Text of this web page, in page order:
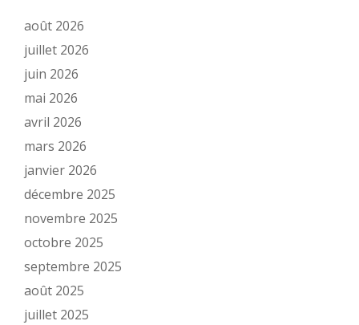
août 2026
juillet 2026
juin 2026
mai 2026
avril 2026
mars 2026
janvier 2026
décembre 2025
novembre 2025
octobre 2025
septembre 2025
août 2025
juillet 2025